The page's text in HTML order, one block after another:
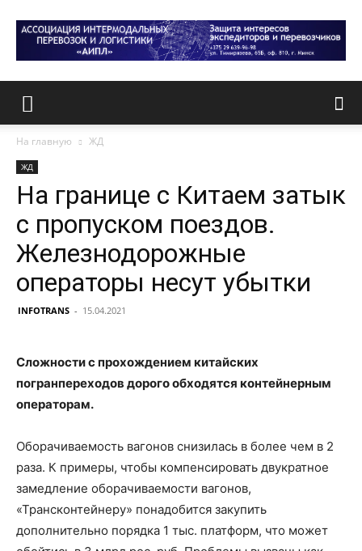
На главную ЖД
ЖД
На границе с Китаем затык
с пропуском поездов.
Железнодорожные
операторы несут убытки
INFOTRANS - 15.04.2021
Сложности с прохождением китайских
погранпереходов дорого обходятся контейнерным
операторам.
Оборачиваемость вагонов снизилась в более чем в 2
раза. К примеры, чтобы компенсировать двукратное
замедление оборачиваемости вагонов,
«Трансконтейнеру» понадобится закупить
дополнительно порядка 1 тыс. платформ, что может